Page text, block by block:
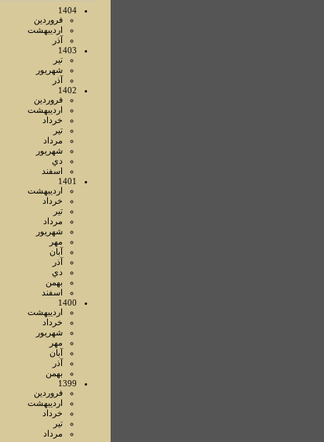
1404
فروردين
ارديبهشت
آذر
1403
تير
شهريور
آذر
1402
فروردين
ارديبهشت
خرداد
تير
مرداد
شهريور
دي
اسفند
1401
ارديبهشت
خرداد
تير
مرداد
شهريور
مهر
آبان
آذر
دي
بهمن
اسفند
1400
ارديبهشت
خرداد
شهريور
مهر
آبان
آذر
بهمن
1399
فروردين
ارديبهشت
خرداد
تير
مرداد